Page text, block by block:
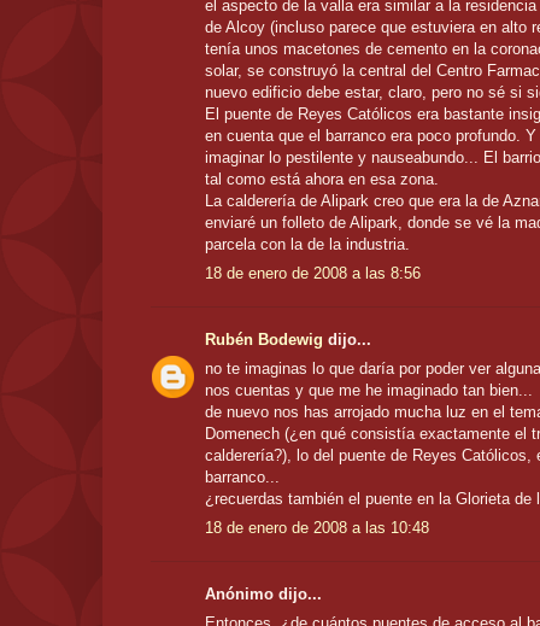
el aspecto de la valla era similar a la
de Alcoy (incluso parece que estuviera en alto
tenía unos macetones de cemento en la
solar, se construyó la central del Centro
nuevo edificio debe estar, claro, pero no sé si
El puente de Reyes Católicos era bastante
en cuenta que el barranco era poco profundo.
imaginar lo pestilente y nauseabundo... El
tal como está ahora en esa zona.
La calderería de Alipark creo que era la de
enviaré un folleto de Alipark, donde se vé la
parcela con la de la industria.
18 de enero de 2008 a las 8:56
Rubén Bodewig dijo...
no te imaginas lo que daría por poder ver
nos cuentas y que me he imaginado tan bien...
de nuevo nos has arrojado mucha luz en el
Domenech (¿en qué consistía exactamente el
calderería?), lo del puente de Reyes
barranco...
¿recuerdas también el puente en la Glorieta de
18 de enero de 2008 a las 10:48
Anónimo dijo...